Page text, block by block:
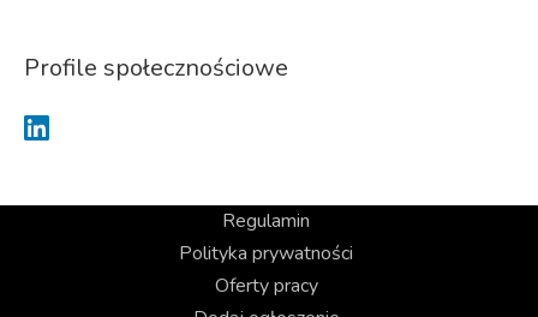
Profile społecznościowe
Regulamin
Polityka prywatności
Oferty pracy